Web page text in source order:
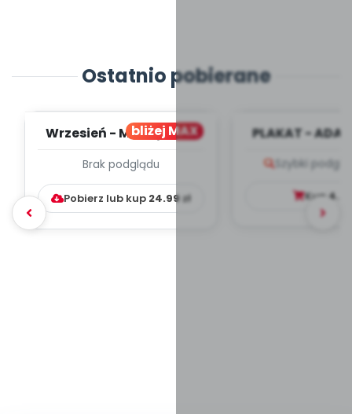
Ostatnio pobierane
bliżej MAX
Wrzesień - MIESIĘCZNY
WYCHOWAWCZO –
DYDAKTYC...
Brak podglądu
Pobierz lub kup 24.99zł
PLAKAT -
Szybki
Kup